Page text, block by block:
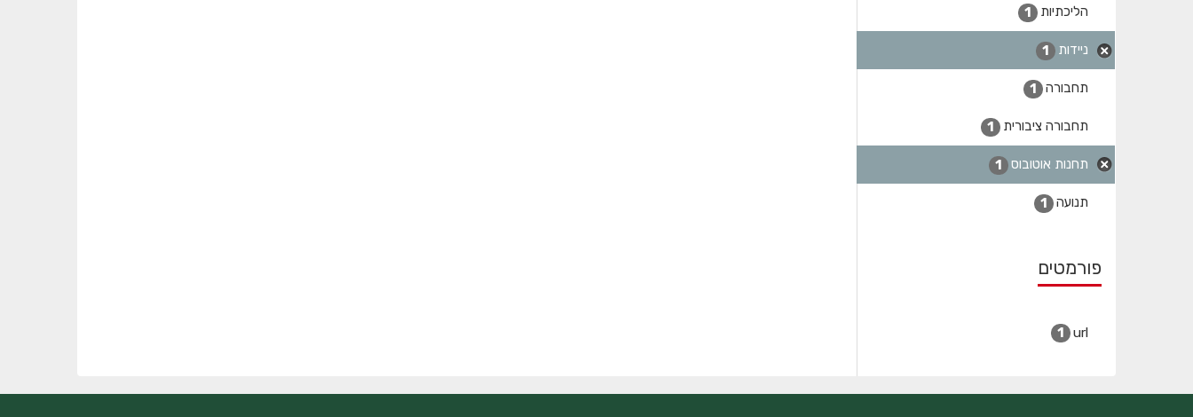
הליכתיות 1
ניידות 1
תחבורה 1
תחבורה ציבורית 1
תחנות אוטובוס 1
תנועה 1
פורמטים
url
1